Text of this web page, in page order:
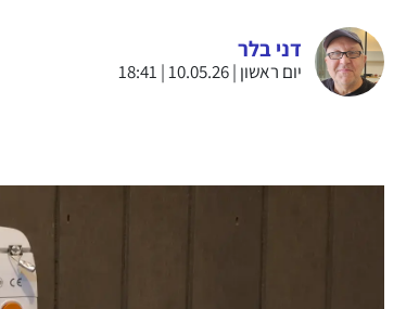
דני בלר
יום ראשון | 10.05.26 | 18:41